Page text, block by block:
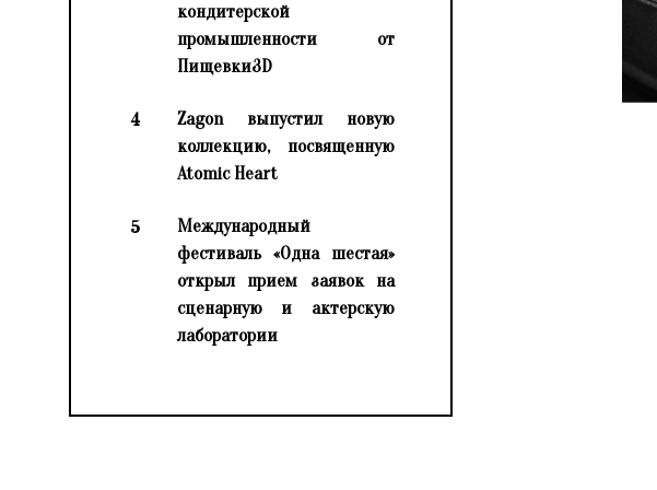
кондитерской
промышленности от
Пищевки3D
4
Zagon выпустил новую
коллекцию, посвященную
Atomic Heart
5
Международный
фестиваль «Одна шестая»
открыл прием заявок на
сценарную и актерскую
лаборатории